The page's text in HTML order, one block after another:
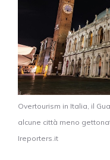
Overtourism in Italia, il
alcune città meno
Ireporters.it